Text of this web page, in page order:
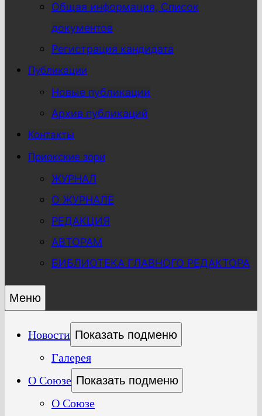
Общая информация, Список
документов
Регистрация кандидата
Публикации
Новые публикации
Архив публикаций
Контакты
Приокские зори
ЖУРНАЛ
О ЖУРНАЛЕ
РЕДАКЦИЯ
АВТОРАМ
БИБЛИОТЕКА ГЛАВНОГО РЕДАКТОРА
Меню
Новости Показать подменю
Галерея
О Союзе Показать подменю
О Союзе